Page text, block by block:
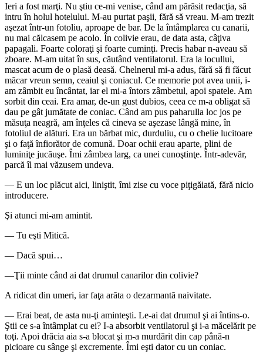
Ieri a fost marţi. Nu ştiu ce-mi venise, când am părăsit redacţia, să
intru în holul hotelului. M-au purtat paşii, fără să vreau. M-am trezit
aşezat într-un fotoliu, aproape de bar. De la întâmplarea cu canarii,
nu mai călcasem pe acolo. În colivie erau, de data asta, câţiva
papagali. Foarte coloraţi şi foarte cuminţi. Precis habar n-aveau să
zboare. M-am uitat în sus, căutând ventilatorul. Era la locullui,
mascat acum de o plasă deasă. Chelnerul mi-a adus, fără să fi făcut
măcar vreun semn, ceaiul şi coniacul. Ce memorie pot avea unii, i-
am zâmbit eu încântat, iar el mi-a întors zâmbetul, apoi spatele. Am
sorbit din ceai. Era amar, de-un gust dubios, ceea ce m-a obligat să
dau pe gât jumătate de coniac. Când am pus paharulla loc jos pe
măsuţa neagră, am înţeles că cineva se aşezase lângă mine, în
fotoliul de alături. Era un bărbat mic, durduliu, cu o chelie lucitoare
şi o faţă înfiorător de comună. Doar ochii erau aparte, plini de
luminiţe jucăuşe. Îmi zâmbea larg, ca unei cunoştinţe. Într-adevăr,
parcă îl mai văzusem undeva.
— E un loc plăcut aici, liniştit, îmi zise cu voce piţigă­iată, fără nicio
introducere.
Şi atunci mi-am amintit.
— Tu eşti Mitică.
— Dacă spui…
—Ţii minte când ai dat drumul canarilor din colivie?
A ridicat din umeri, iar faţa arăta o dezarmantă naivitate.
— Erai beat, de asta nu-ţi aminteşti. Le-ai dat drumul şi ai întins-o.
Ştii ce s-a întâmplat cu ei? I-a absorbit ventilatorul şi i-a măcelărit pe
toţi. Apoi drăcia aia s-a blocat şi m-a murdărit din cap până-n
picioare cu sânge şi excremente. Îmi eşti dator cu un coniac.